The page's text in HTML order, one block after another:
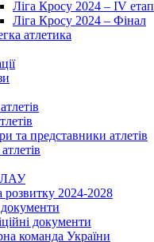
Ліга Кросу 2024 – IV етап
Ліга Кросу 2024 – Фінал
атлетика
та представники атлетів
розвитку 2024-2028
документи
команда України